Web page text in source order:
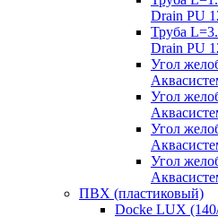
Drain PU
Труба
Drain PU
Угол
Угол
Угол
Угол
ПВХ (пластиковый)
Docke LUX